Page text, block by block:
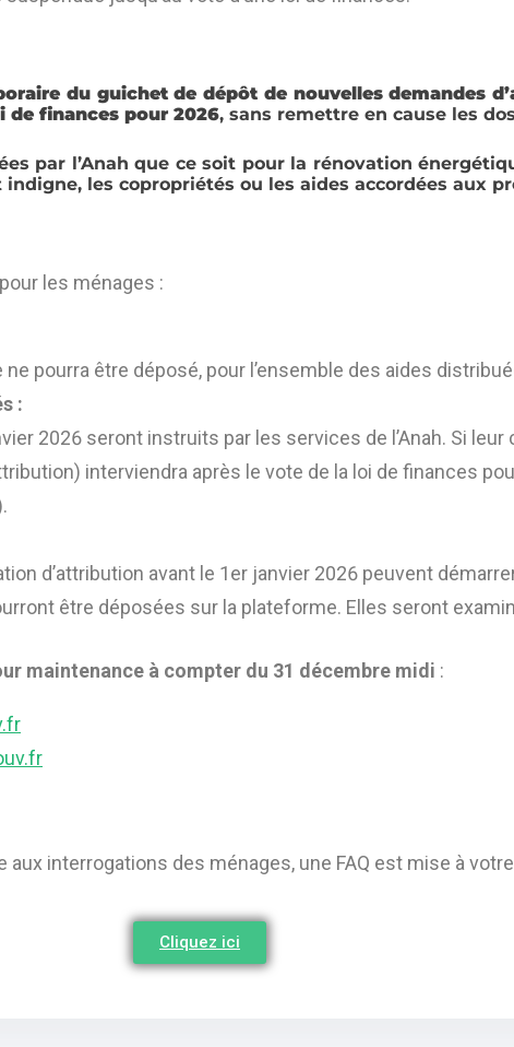
du guichet de dépôt de nouvelles demandes
de finances pour 2026, sans remettre en cause les
par l’Anah que ce soit pour la rénovation
les copropriétés ou les aides accordées aux
les ménages :
pourra être déposé, pour l’ensemble des aides
:
2026 seront instruits par les services de l’Anah. Si
interviendra après le vote de la loi de finances
d’attribution avant le 1er janvier 2026 peuvent
être déposées sur la plateforme. Elles seront
maintenance à compter du 31 décembre midi :
aux interrogations des ménages, une FAQ est mise à
Cliquez ici